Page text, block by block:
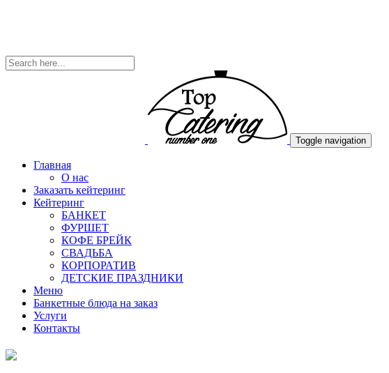
Toggle navigation
Главная
О нас
Заказать кейтеринг
Кейтеринг
БАНКЕТ
ФУРШЕТ
КОФЕ БРЕЙК
СВАДЬБА
КОРПОРАТИВ
ДЕТСКИЕ ПРАЗДНИКИ
Меню
Банкетные блюда на заказ
Услуги
Контакты